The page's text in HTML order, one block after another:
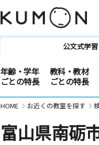
公文式学習
年齢・学年
ごとの特長
教科・教材
ごとの特長
HOME お近くの教室を探す
富山県南砺